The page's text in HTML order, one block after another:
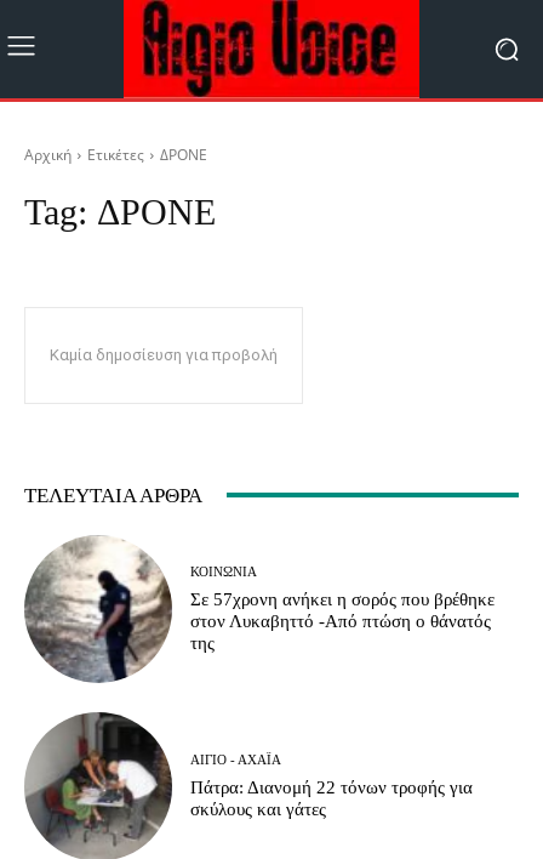
Αρχική Ετικέτες ΔΡΟΝΕ
Tag: ΔΡΟΝΕ
Καμία δημοσίευση για προβολή
ΤΕΛΕΥΤΑΊΑ ΆΡΘΡΑ
ΚΟΙΝΩΝΊΑ
Σε 57χρονη ανήκει η σορός που βρέθηκε
στον Λυκαβηττό -Από πτώση ο θάνατός
της
ΑΊΓΙΟ - ΑΧΑΪ́Α
Πάτρα: Διανομή 22 τόνων τροφής για
σκύλους και γάτες